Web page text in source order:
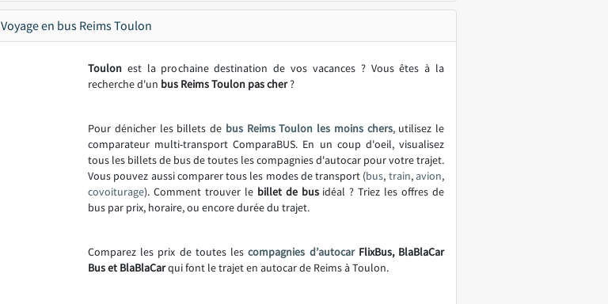
Voyage en bus Reims Toulon
Toulon est la prochaine destination de vos vacances ? Vous êtes à la
recherche d'un bus Reims Toulon pas cher?
Pour dénicher les billets de bus Reims Toulon les moins chers, utilisez le
comparateur multi-transport ComparaBUS. En un coup d'oeil, visualisez
tous les billets de bus de toutes les compagnies d'autocar pour votre trajet.
Vous pouvez aussi comparer tous les modes de transport (bus, train,avion,
covoiturage). Comment trouver le billet de busidéal ? Triez les offres de
bus par prix, horaire, ou encore durée du trajet.
Comparez les prix de toutes lescompagnies d’autocarFlixBus, BlaBlaCar
Bus et BlaBlaCarqui font le trajet en autocar de Reims à Toulon.